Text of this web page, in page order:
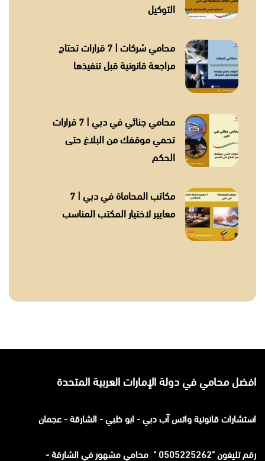
التوكيل
محامي شركات | 7 قرارات تحتاج
مراجعة قانونية قبل تنفيذها
محامي جنائي في دبي | 7 قرارات
تحمي موقفك من البلاغ حتى
الحكم
مكاتب المحاماة في دبي | 7
معايير لاختيار المكتب المناسب
افضل محامي في دولة الإمارات العربية المتحدة
استشارات قانونيةواتس آبدبي - ابو ظبي - الشارقة - عجمان
رقم تليفون "0505225262 " محامي مشهور في الشارقة -